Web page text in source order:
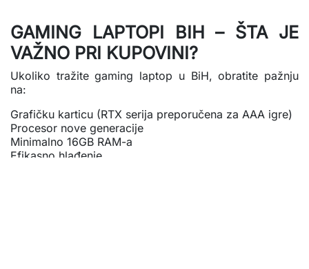
GAMING LAPTOPI BIH – ŠTA JE
VAŽNO PRI KUPOVINI?
Ukoliko tražite gaming laptop u BiH, obratite pažnju
na:
Grafičku karticu (RTX serija preporučena za AAA igre)
Procesor nove generacije
Minimalno 16GB RAM-a
Efikasno hlađenje